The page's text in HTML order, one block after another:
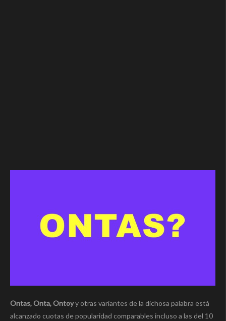
Ontas, Onta, Ontoyy otras variantes de la dichosa palabra está
alcanzado cuotas de popularidad comparables incluso a las del 10